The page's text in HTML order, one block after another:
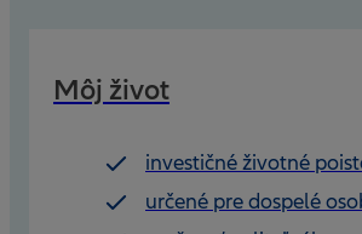
Môj život
investičné životné
určené pre dospelé